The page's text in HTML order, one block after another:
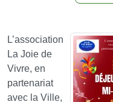
L’association
La Joie de
Vivre, en
partenariat
avec la Ville,